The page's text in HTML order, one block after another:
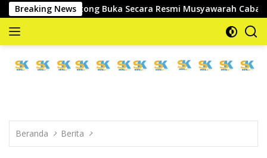
Langsung
ke
konten
Breaking News
Buka Secara Resmi Musyawarah Cabang Ke-III
mengabarkan
Beranda Berita